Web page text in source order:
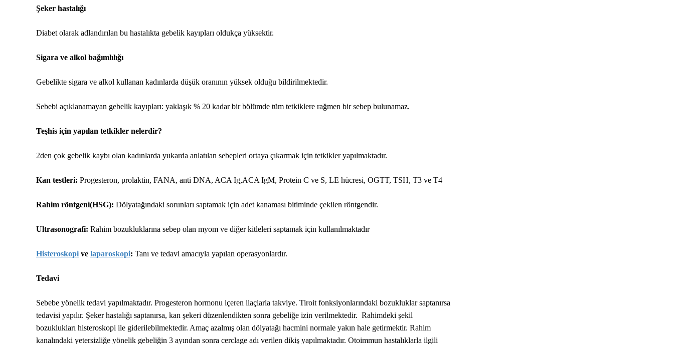
Şeker hastalığı
Diabet olarak adlandırılan bu hastalıkta gebelik kayıpları oldukça yüksektir.
Sigara ve alkol bağımlılığı
Gebelikte sigara ve alkol kullanan kadınlarda düşük oranının yüksek olduğu bildirilmektedir.
Sebebi açıklanamayan gebelik kayıpları: yaklaşık % 20 kadar bir bölümde tüm tetkiklere rağmen bir sebep bulunamaz.
Teşhis için yapılan tetkikler nelerdir?
2den çok gebelik kaybı olan kadınlarda yukarda anlatılan sebepleri ortaya çıkarmak için tetkikler yapılmaktadır.
Kan testleri: Progesteron, prolaktin, FANA, anti DNA, ACA Ig,ACA IgM, Protein C ve S, LE hücresi, OGTT, TSH, T3 ve T4
Rahim röntgeni(HSG): Dölyatağındaki sorunları saptamak için adet kanaması bitiminde çekilen röntgendir.
Ultrasonografi: Rahim bozukluklarına sebep olan myom ve diğer kitleleri saptamak için kullanılmaktadır
Histeroskopi ve laparoskopi: Tanı ve tedavi amacıyla yapılan operasyonlardır.
Tedavi
Sebebe yönelik tedavi yapılmaktadır. Progesteron hormonu içeren ilaçlarla takviye. Tiroit fonksiyonlarındaki bozukluklar saptanırsa
tedavisi yapılır. Şeker hastalığı saptanırsa, kan şekeri düzenlendikten sonra gebeliğe izin verilmektedir. Rahimdeki şekil
bozuklukları histeroskopi ile giderilebilmektedir. Amaç azalmış olan dölyatağı hacmini normale yakın hale getirmektir. Rahim
kanalındaki yetersizliğe yönelik gebeliğin 3 ayından sonra cerclage adı verilen dikiş yapılmaktadır. Otoimmun hastalıklarla ilgili